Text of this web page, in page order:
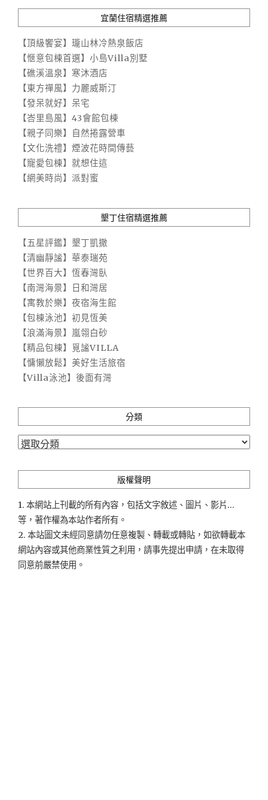
宜蘭住宿精選推薦
【頂級饗宴】瓏山林冷熱泉飯店
【愜意包棟首選】小島Villa別墅
【礁溪溫泉】寒沐酒店
【東方禪風】力麗威斯汀
【發呆就好】呆宅
【峇里島風】43會館包棟
【親子同樂】自然捲露營車
【文化洗禮】煙波花時間傳藝
【寵愛包棟】就想住這
【網美時尚】派對蜜
墾丁住宿精選推薦
【五星評鑑】墾丁凱撒
【清幽靜謐】華泰瑞苑
【世界百大】恆春灣臥
【南灣海景】日和灣居
【寓教於樂】夜宿海生館
【包棟泳池】初見恆美
【浪滿海景】嵐翎白砂
【精品包棟】覓謐VILLA
【慵懶放鬆】美好生活旅宿
【Villa泳池】後面有灣
分類
分
版權聲明
1. 本網站上刊載的所有內容，包括文字敘述、圖片、影片...
等，著作權為本站作者所有。
2. 本站圖文未經同意請勿任意複製、轉載或轉貼，如欲轉載本
網站內容或其他商業性質之利用，請事先提出申請，在未取得
同意前嚴禁使用。